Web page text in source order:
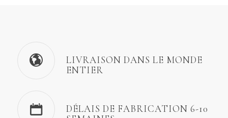
LIVRAISON DANS LE MONDE
ENTIER
DÉLAIS DE FABRICATION 6-10